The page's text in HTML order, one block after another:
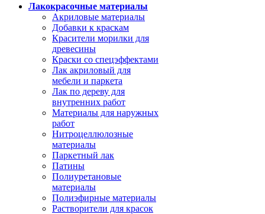
Лакокрасочные материалы
Акриловые материалы
Добавки к краскам
Красители морилки для
древесины
Краски со спецэффектами
Лак акриловый для
мебели и паркета
Лак по дереву для
внутренних работ
Материалы для наружных
работ
Нитроцеллюлозные
материалы
Паркетный лак
Патины
Полиуретановые
материалы
Полиэфирные материалы
Растворители для красок